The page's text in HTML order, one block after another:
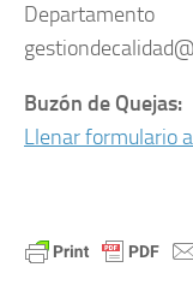
Buzón de Quejas:
Llenar formulario